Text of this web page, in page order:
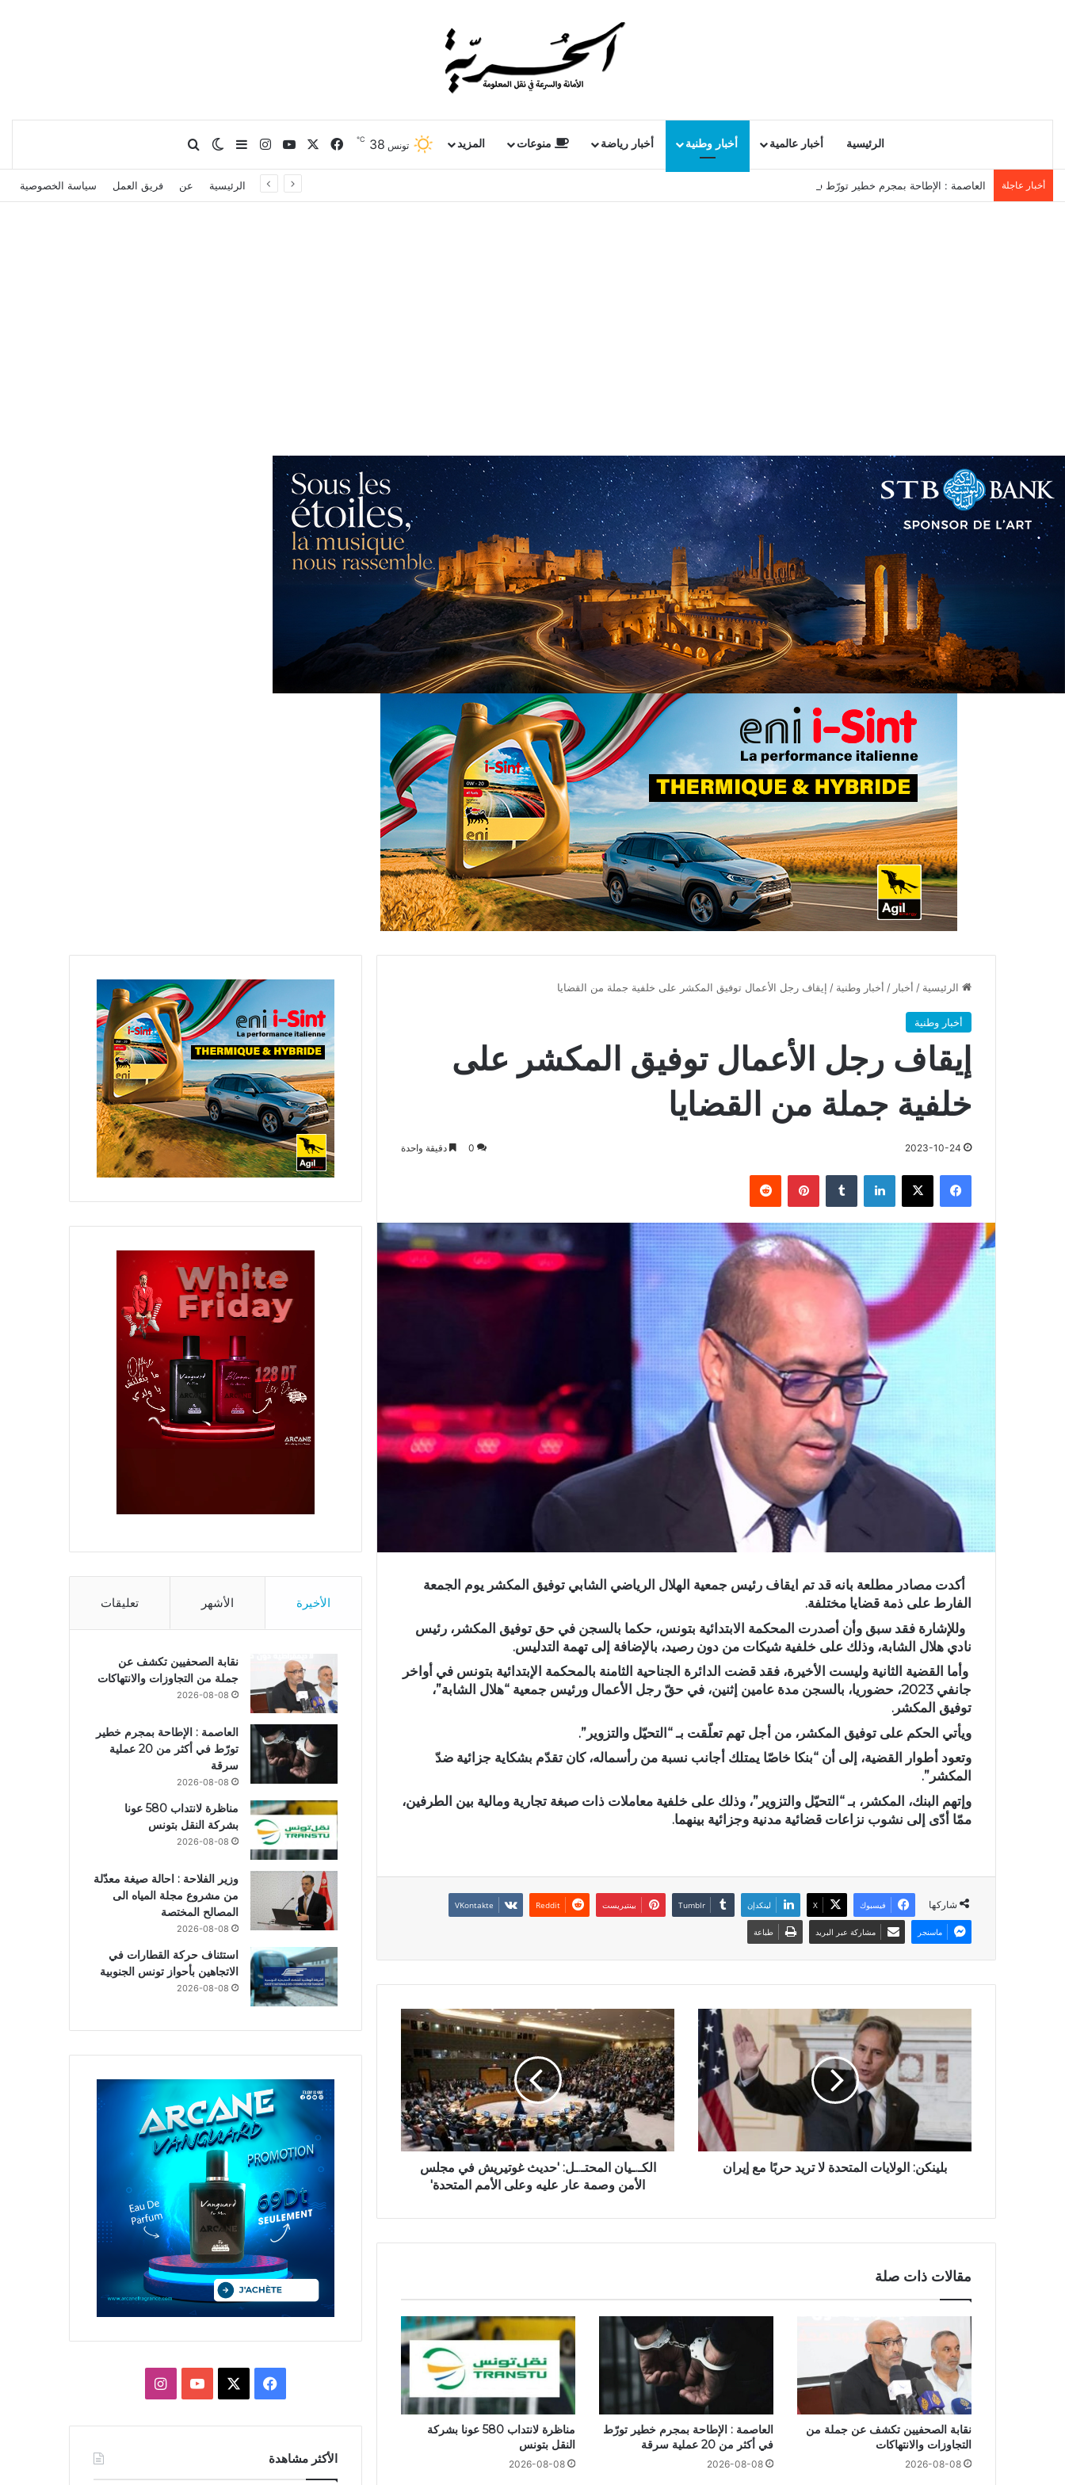
الرئيسية أخبار عالمية أخبار وطنية أخبار رياضة منوعات المزيد تونس 38
℃ فيسبوك يوتيوبانستقرامإضافة عمود جانبي
الوضع المظلم
بحث عن
أخبار عاجلة العاصمة : الإطاحة بمجرم خطير تورّط في أكثر من 20 عملية سرقة الرئيسية عن فريق العمل سياسة الخصوصية
الرئيسية / أخبار / أخبار وطنية / إيقاف رجل الأعمال توفيق المكشر على خلفية جملة من القضايا
أخبار وطنية
إيقاف رجل الأعمال توفيق المكشر على
خلفية جملة من القضايا
2023-10-24
0 دقيقة واحدة
فيسبوك X لينكدإن بينتيريست
أكدت مصادر مطلعة بانه قد تم ايقاف رئيس جمعية الهلال الرياضي الشابي توفيق المكشر يوم الجمعة
الفارط على ذمة قضايا مختلفة.
وللإشارة فقد سبق وأن أصدرت المحكمة الابتدائية بتونس، حكما بالسجن في حق توفيق المكشر، رئيس
نادي هلال الشابة، وذلك على خلفية شيكات من دون رصيد، بالإضافة إلى تهمة التدليس.
وأما القضية الثانية وليست الأخيرة، فقد قضت الدائرة الجناحية الثامنة بالمحكمة الإبتدائية بتونس في أواخر
جانفي 2023، حضوريا، بالسجن مدة عامين إثنين، في حقّ رجل الأعمال ورئيس جمعية “هلال الشابة”،
توفيق المكشر.
ويأتي الحكم على توفيق المكشر، من أجل تهم تعلّقت بـ “التحيّل والتزوير”.
وتعود أطوار القضية، إلى أن “بنكا خاصّا يمتلك أجانب نسبة من رأسماله، كان تقدّم بشكاية جزائية ضدّ
المكشر”.
وإتهم البنك، المكشر، بـ “التحيّل والتزوير”، وذلك على خلفية معاملات ذات صبغة تجارية ومالية بين الطرفين،
ممّا أدّى إلى نشوب نزاعات قضائية مدنية وجزائية بينهما.
شاركها فيسبوك X لينكدإن بينتيريست
ماسنجر مشاركة عبر البريد طباعة
بلينكن: الولايات المتحدة لا تريد حربًا مع إيران
الكـ.ـيان المحتـ.ـل: 'حديث غوتيريش في مجلس
الأمن وصمة عار عليه وعلى الأمم المتحدة'
مقالات ذات صلة
نقابة الصحفيين تكشف عن جملة من
التجاوزات والانتهاكات
2026-08-08
العاصمة : الإطاحة بمجرم خطير تورّط
في أكثر من 20 عملية سرقة
2026-08-08
مناظرة لانتداب 580 عونا بشركة
النقل بتونس
2026-08-08
الأخيرة الأشهر تعليقات
نقابة الصحفيين تكشف عن
جملة من التجاوزات والانتهاكات
2026-08-08
العاصمة : الإطاحة بمجرم خطير
تورّط في أكثر من 20 عملية
سرقة
2026-08-08
مناظرة لانتداب 580 عونا
بشركة النقل بتونس
2026-08-08
وزير الفلاحة : احالة صيغة معدّلة
من مشروع مجلة المياه الى
المصالح المختصة
2026-08-08
استئناف حركة القطارات في
الاتجاهين بأحواز تونس الجنوبية
2026-08-08
فيسبوك يوتيوبانستقرام
الأكثر مشاهدة